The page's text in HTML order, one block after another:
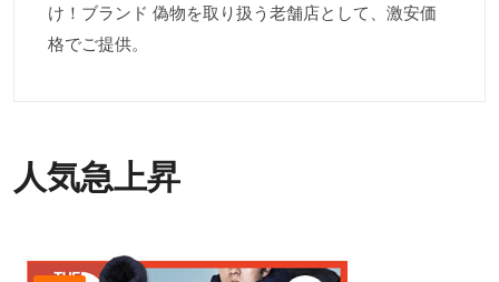
け！ブランド 偽物を取り扱う老舗店として、激安価
格でご提供。
人気急上昇